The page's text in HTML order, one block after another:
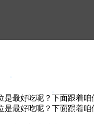
最好吃呢？下面跟着
是最好吃呢？下面跟着
大闸蟹资讯
甄选年货